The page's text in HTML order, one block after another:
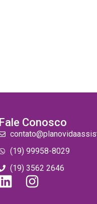
Fale Conosco
(19) 99958-8029
(19) 3562 2646